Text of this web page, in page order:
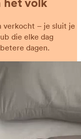
het volk
verkocht – je sluit je
die elke dag
dagen.